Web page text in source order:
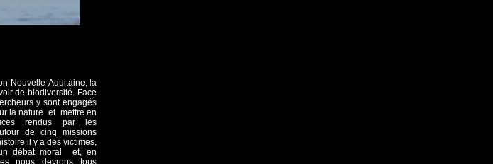
Nouvelle-Aquitaine, la
de biodiversité. Face
y sont engagés
la nature et mettre en
rendus par les
de cinq missions
il y a des victimes,
débat moral et, en
nous devrons tous